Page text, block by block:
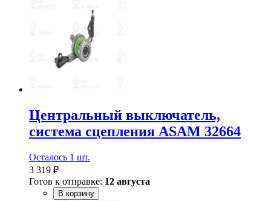
Центральный выключатель,
система сцепления ASAM 32664
Осталось 1 шт.
3 319 ₽
Готов к отправке: 12 августа
В корзину